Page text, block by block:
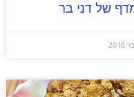
של דני בר